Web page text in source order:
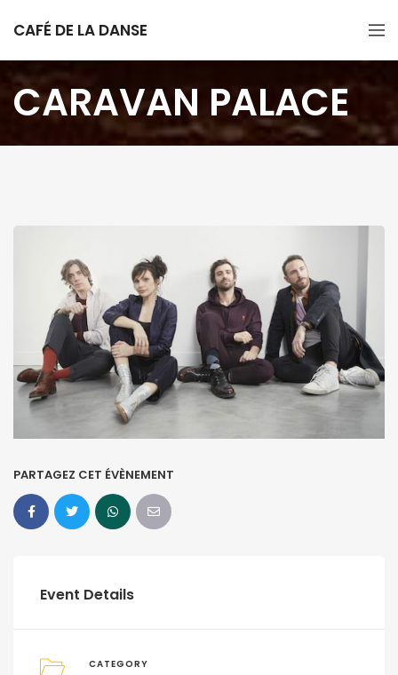
CAFÉ DE LA DANSE
CARAVAN PALACE
PARTAGEZ CET ÉVÈNEMENT
Event Details
CATEGORY